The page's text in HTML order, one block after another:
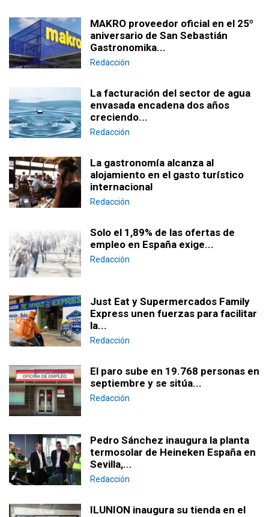
MAKRO proveedor oficial en el 25º
aniversario de San Sebastián
Gastronomika...
Redacción
La facturación del sector de agua
envasada encadena dos años
creciendo...
Redacción
La gastronomía alcanza al
alojamiento en el gasto turístico
internacional
Redacción
Solo el 1,89% de las ofertas de
empleo en España exige...
Redacción
Just Eat y Supermercados Family
Express unen fuerzas para facilitar
la...
Redacción
El paro sube en 19.768 personas en
septiembre y se sitúa...
Redacción
Pedro Sánchez inaugura la planta
termosolar de Heineken España en
Sevilla,...
Redacción
ILUNION inaugura su tienda en el